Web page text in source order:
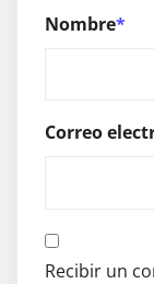
Nombre*
Correo
Recibir un